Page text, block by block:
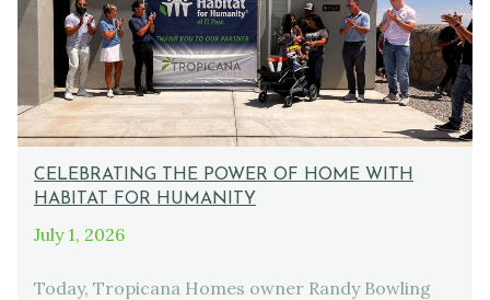
CELEBRATING THE POWER OF HOME WITH
HABITAT FOR HUMANITY
July 1, 2026
Today, Tropicana Homes owner Randy Bowling